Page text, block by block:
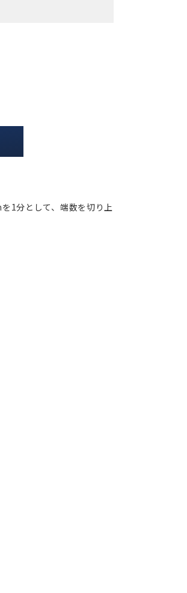
1分として、端数を切り上